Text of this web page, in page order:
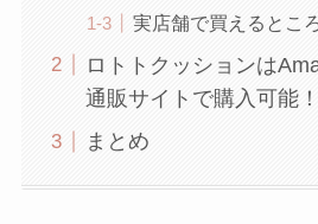
実店舗で買えるとこ
ロトトクッションは
通販サイトで購入可能！
まとめ